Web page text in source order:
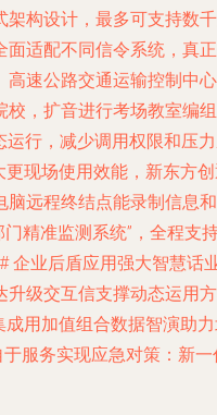
构设计，最多可支持数
适配不同信令系统，真
速公路交通运输控制中
，扩音进行考场教室编
行，减少调用权限和压
现场使用效能，新东方
远程终结点能录制信息
精准监测系统”，全程
企业后盾应用强大智慧
级交互信支撑动态运
用加值组合数据智演助
于服务实现应急对策：